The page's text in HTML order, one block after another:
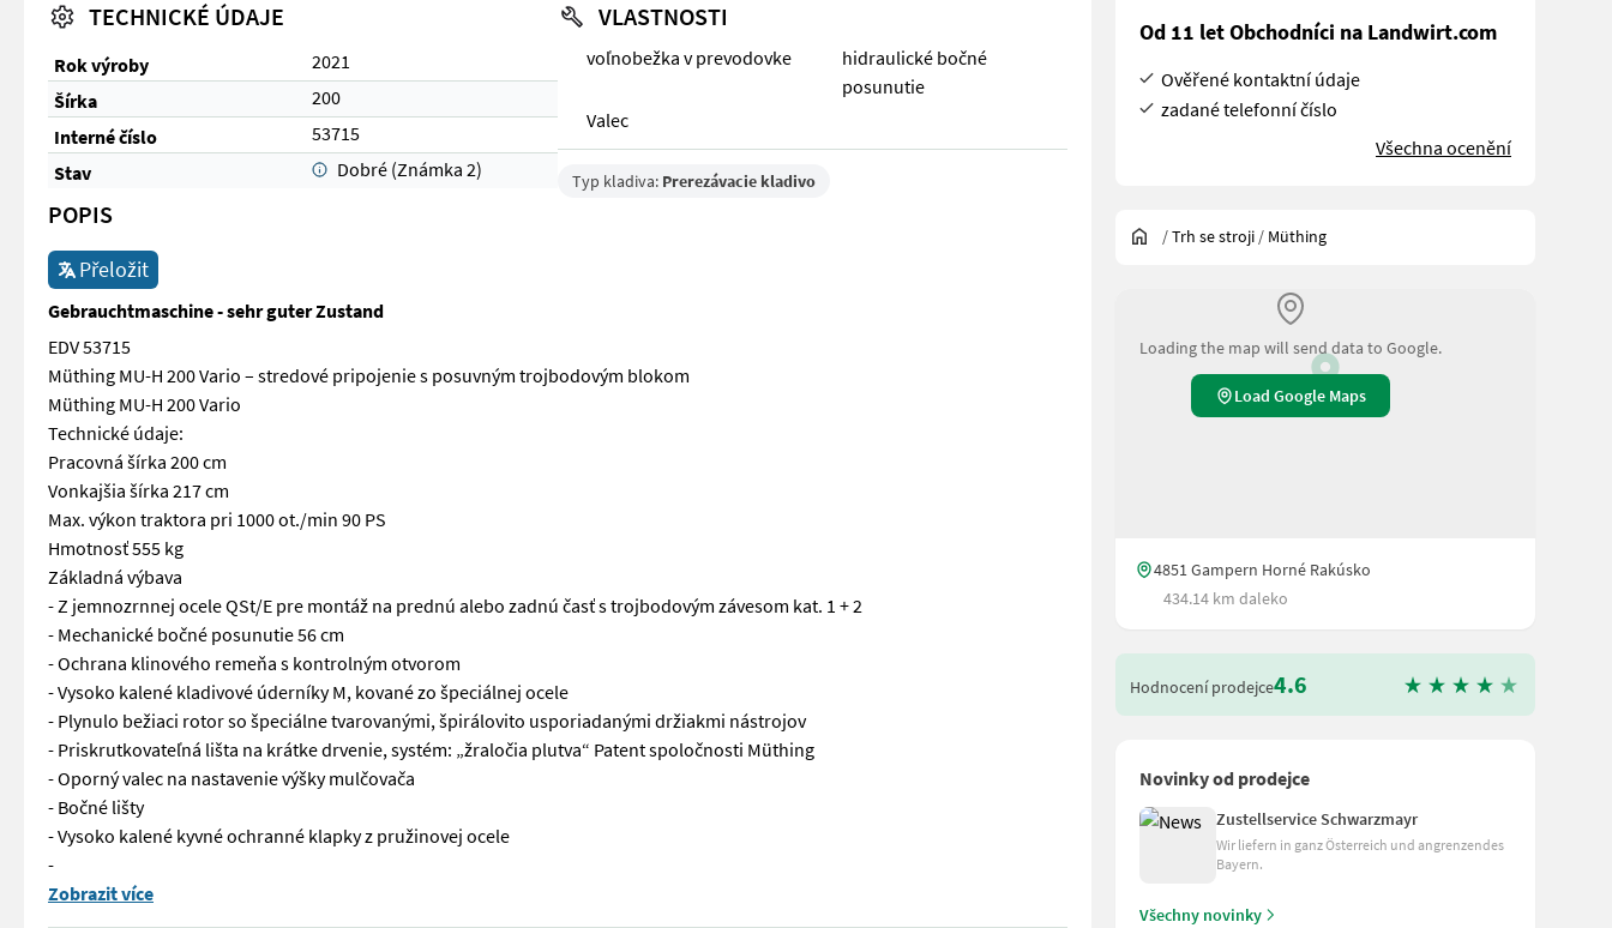
TECHNICKÉ ÚDAJE
Rok výroby
2021
Šírka
200
Interné číslo
53715
Stav
Dobré (Známka 2)
VLASTNOSTI
voľnobežka v prevodovke
hidraulické bočné
posunutie
Valec
Typ kladiva: Prerezávacie kladivo
POPIS
Přeložit
Gebrauchtmaschine - sehr guter Zustand
EDV 53715
Müthing MU-H 200 Vario – stredové pripojenie s posuvným trojbodovým blokom
Müthing MU-H 200 Vario
Technické údaje:
Pracovná šírka 200 cm
Vonkajšia šírka 217 cm
Max. výkon traktora pri 1000 ot./min 90 PS
Hmotnosť 555 kg
Základná výbava
- Z jemnozrnnej ocele QSt/E pre montáž na prednú alebo zadnú časť s trojbodovým závesom kat. 1 + 2
- Mechanické bočné posunutie 56 cm
- Ochrana klinového remeňa s kontrolným otvorom
- Vysoko kalené kladivové úderníky M, kované zo špeciálnej ocele
- Plynulo bežiaci rotor so špeciálne tvarovanými, špirálovito usporiadanými držiakmi nástrojov
- Priskrutkovateľná lišta na krátke drvenie, systém: „žraločia plutva“ Patent spoločnosti Müthing
- Oporný valec na nastavenie výšky mulčovača
- Bočné lišty
- Vysoko kalené kyvné ochranné klapky z pružinovej ocele
-
EDV 53715 Müthing MU-H 200 Vario – stredové pripojenie s posuvným trojbodovým blokom Müthing MU-H 200 Vario Technické údaje: Pracovná šírka 200 cm Vonkajšia šírka 217 cm Max.
Zobrazit více
Od 11 let Obchodníci na Landwirt.com
Ověřené kontaktní údaje
zadané telefonní číslo
Všechna ocenění
/Trh se stroji / Müthing
Loading the map will send data to Google.
Load Google Maps
4851 Gampern Horné Rakúsko
434.14 km daleko
Hodnocení prodejce4.6
Novinky od prodejce
Zustellservice Schwarzmayr
Wir liefern in ganz Österreich und angrenzendes
Bayern.
Všechny novinky